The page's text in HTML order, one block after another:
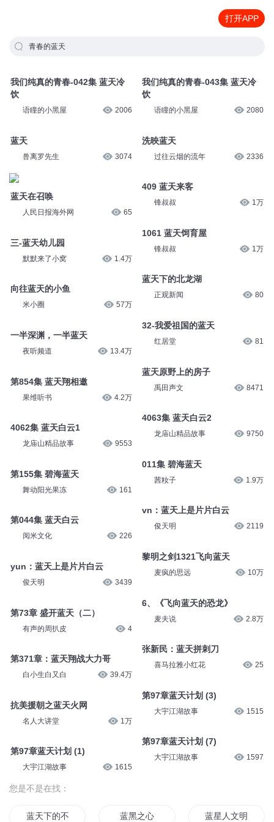
打开APP
青春的蓝天
我们纯真的青春-042集 蓝天冷
饮
语瞳的小黑屋 2006
蓝天
兽离罗先生 3074
蓝天在召唤
人民日报海外网 65
三-蓝天幼儿园
默默来了小窝 1.4万
向往蓝天的小鱼
米小圈 57万
一半深渊，一半蓝天
夜听频道 13.4万
第854集 蓝天翔相邀
果维听书 4.2万
4062集 蓝天白云1
龙庙山精品故事 9553
第155集 碧海蓝天
舞动阳光果冻 161
第044集 蓝天白云
阅米文化 226
yun：蓝天上是片片白云
俊天明 3439
第73章 盛开蓝天（二）
有声的周扒皮 4
第371章：蓝天翔战大力哥
白小生白又白 39.4万
抗美援朝之蓝天火网
名人大讲堂 1万
第97章蓝天计划 (1)
大宇江湖故事 1615
我们纯真的青春-043集 蓝天冷
饮
语瞳的小黑屋 2080
洗映蓝天
过往云烟的流年 2336
409 蓝天来客
锋叔叔 1万
1061 蓝天饲育屋
锋叔叔 1万
蓝天下的北龙湖
正观新闻 80
32-我爱祖国的蓝天
红居堂 81
蓝天原野上的房子
禹田声文 8471
4063集 蓝天白云2
龙庙山精品故事 9750
011集 碧海蓝天
茜籹子 1.9万
vn：蓝天上是片片白云
俊天明 2119
黎明之剑1321飞向蓝天
麦疯的思远 10万
6、《飞向蓝天的恐龙》
麦夫说 2.8万
张新民：蓝天拼刺刀
喜马拉雅小红花 25
第97章蓝天计划 (3)
大宇江湖故事 1515
第97章蓝天计划 (7)
大宇江湖故事 1597
您是不是在找：
蓝天下的不同世界 蓝黑之心 蓝星人文明